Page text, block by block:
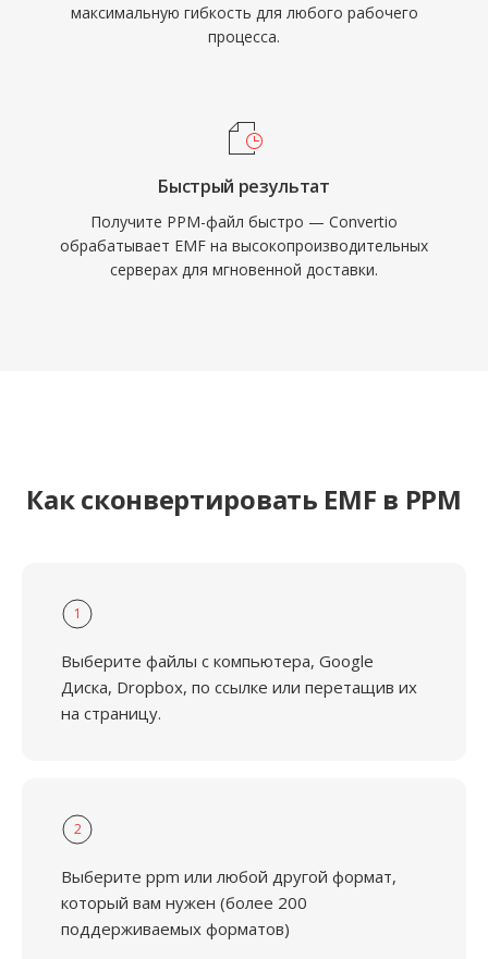
максимальную гибкость для любого рабочего
процесса.
Быстрый результат
Получите PPM-файл быстро — Convertio
обрабатывает EMF на высокопроизводительных
серверах для мгновенной доставки.
Как сконвертировать EMF в PPM
1
Выберите файлы с компьютера, Google
Диска, Dropbox, по ссылке или перетащив их
на страницу.
2
Выберите ppm или любой другой формат,
который вам нужен (более 200
поддерживаемых форматов)